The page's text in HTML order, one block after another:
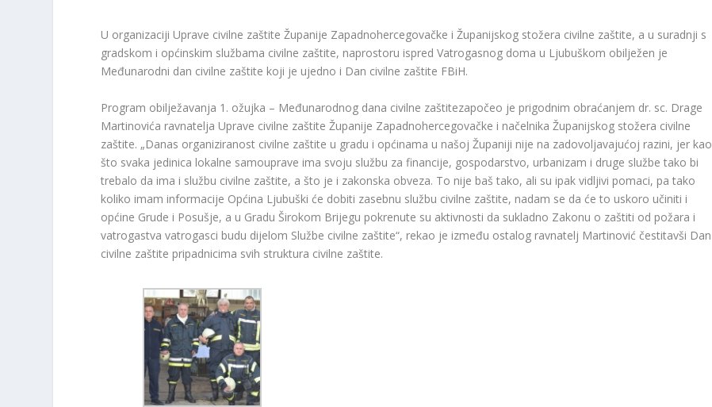
U organizaciji Uprave civilne zaštite Županije Zapadnohercegovačke i Županijskog stožera civilne zaštite, a u suradnji s
gradskom i općinskim službama civilne zaštite, naprostoru ispred Vatrogasnog doma u Ljubuškom obilježen je
Međunarodni dan civilne zaštite koji je ujedno i Dan civilne zaštite FBiH.
Program obilježavanja 1. ožujka – Međunarodnog dana civilne zaštitezapočeo je prigodnim obraćanjem dr. sc. Drage
Martinovića ravnatelja Uprave civilne zaštite Županije Zapadnohercegovačke i načelnika Županijskog stožera civilne
zaštite. „Danas organiziranost civilne zaštite u gradu i općinama u našoj Županiji nije na zadovoljavajućoj razini, jer kao
što svaka jedinica lokalne samouprave ima svoju službu za financije, gospodarstvo, urbanizam i druge službe tako bi
trebalo da ima i službu civilne zaštite, a što je i zakonska obveza. To nije baš tako, ali su ipak vidljivi pomaci, pa tako
koliko imam informacije Općina Ljubuški će dobiti zasebnu službu civilne zaštite, nadam se da će to uskoro učiniti i
općine Grude i Posušje, a u Gradu Širokom Brijegu pokrenute su aktivnosti da sukladno Zakonu o zaštiti od požara i
vatrogastva vatrogasci budu dijelom Službe civilne zaštite“, rekao je između ostalog ravnatelj Martinović čestitavši Dan
civilne zaštite pripadnicima svih struktura civilne zaštite.